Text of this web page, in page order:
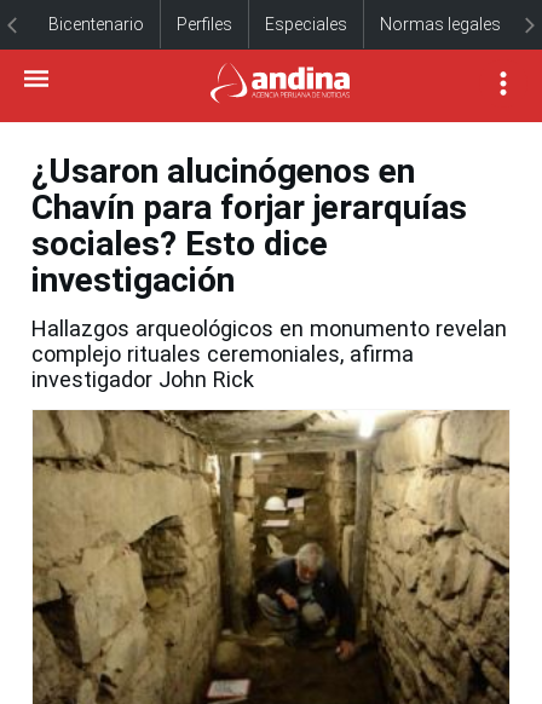
Bicentenario Perfiles Especiales Normas legales
¿Usaron alucinógenos en
Chavín para forjar jerarquías
sociales? Esto dice
investigación
Hallazgos arqueológicos en monumento revelan
complejo rituales ceremoniales, afirma
investigador John Rick